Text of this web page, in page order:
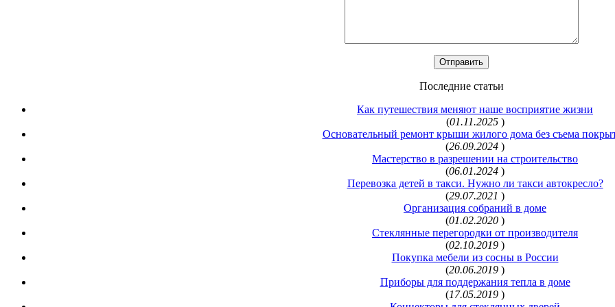
Последние статьи
Как путешествия меняют наше восприятие жизни
(01.11.2025 )
Основательный ремонт крыши жилого дома без съема
(26.09.2024 )
Мастерство в разрешении на строительство
(06.01.2024 )
Перевозка детей в такси. Нужно ли такси автокресло?
(29.07.2021 )
Организация собраний в доме
(01.02.2020 )
Стеклянные перегородки от производителя
(02.10.2019 )
Покупка мебели из сосны в России
(20.06.2019 )
Приборы для поддержания тепла в доме
(17.05.2019 )